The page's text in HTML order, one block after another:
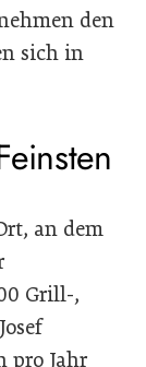
den
sich in
an dem
Grill-,
pro Jahr